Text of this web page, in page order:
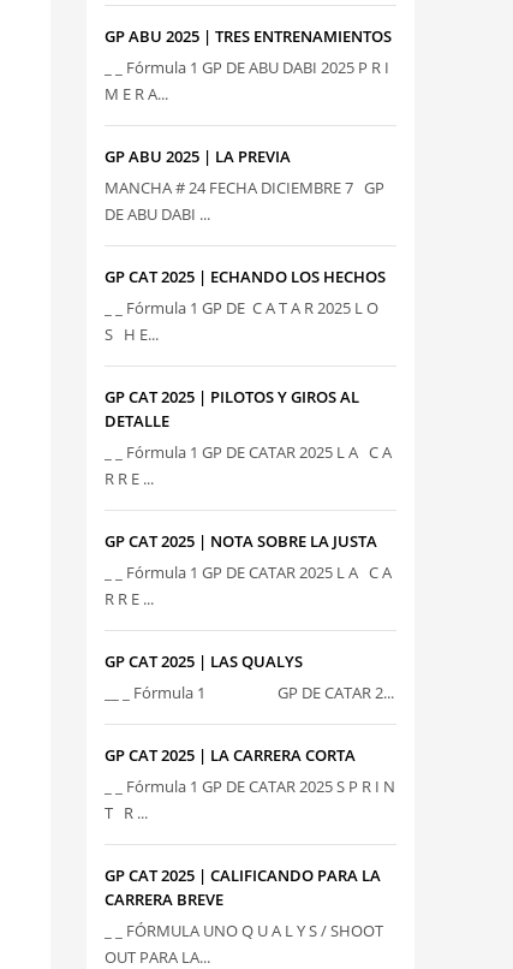
GP ABU 2025 | TRES ENTRENAMIENTOS
_ _ Fórmula 1 GP DE ABU DABI 2025 P R I
M E R A...
GP ABU 2025 | LA PREVIA
MANCHA # 24 FECHA DICIEMBRE 7 GP
DE ABU DABI ...
GP CAT 2025 | ECHANDO LOS HECHOS
_ _ Fórmula 1 GP DE C A T A R 2025 L O
S H E...
GP CAT 2025 | PILOTOS Y GIROS AL
DETALLE
_ _ Fórmula 1 GP DE CATAR 2025 L A C A
R R E ...
GP CAT 2025 | NOTA SOBRE LA JUSTA
_ _ Fórmula 1 GP DE CATAR 2025 L A C A
R R E ...
GP CAT 2025 | LAS QUALYS
__ _ Fórmula 1 GP DE CATAR 2...
GP CAT 2025 | LA CARRERA CORTA
_ _ Fórmula 1 GP DE CATAR 2025 S P R I N
T R ...
GP CAT 2025 | CALIFICANDO PARA LA
CARRERA BREVE
_ _ FÓRMULA UNO Q U A L Y S / SHOOT
OUT PARA LA...